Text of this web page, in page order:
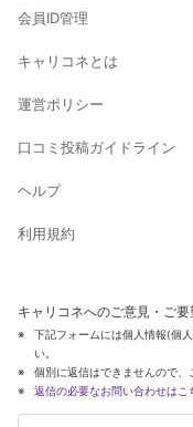
会員ID管理
キャリコネとは
運営ポリシー
口コミ投稿ガイドライン
ヘルプ
利用規約
キャリコネへのご意見・ご要
下記フォームには個人情報(個
い。
個別に返信はできませんので、
返信の必要なお問い合わせはこ